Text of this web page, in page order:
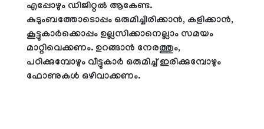
എപ്പോഴും ഡിജിറ്റല്‍ ആകേണ്ട.
കുടുംബത്തോടൊപ്പം ഒരുമിച്ചിരിക്കാന്‍, കളിക്കാന്‍,
കൂട്ടുകാര്‍ക്കൊപ്പം ഉല്ലസിക്കാനെല്ലാം സമയം
മാറ്റിവെക്കണം. ഉറങ്ങാന്‍ നേരത്തും,
പഠിക്കുമ്പോഴും വീട്ടുകാര്‍ ഒരുമിച്ച് ഇരിക്കുമ്പോഴും
ഫോണുകള്‍ ഒഴിവാക്കണം.